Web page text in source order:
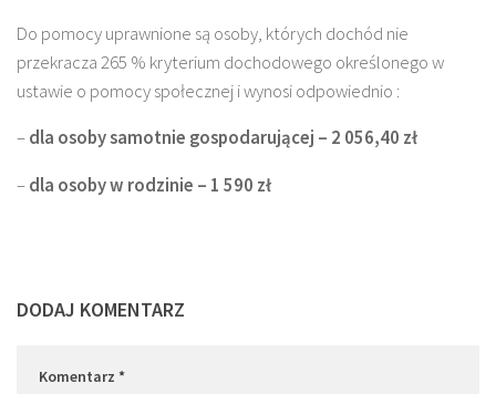
Do pomocy uprawnione są osoby, których dochód nie
przekracza 265 % kryterium dochodowego określonego w
ustawie o pomocy społecznej i wynosi odpowiednio :
–dla osoby samotnie gospodarującej – 2 056,40 zł
–dla osoby w rodzinie – 1 590 zł
DODAJ KOMENTARZ
Komentarz *